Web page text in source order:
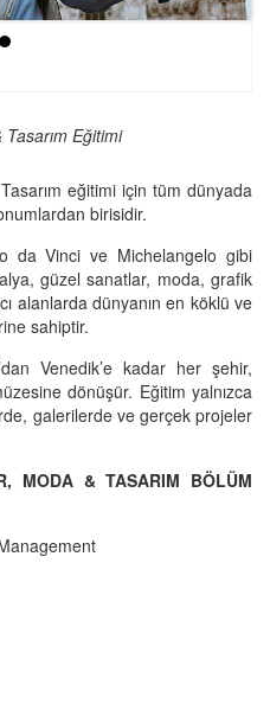
Eğitimi
eğitimi için tüm dünyada
birisidir.
da Vinci ve Michelangelo gibi
güzel sanatlar, moda, grafik
alanlarda dünyanın en köklü ve
sahiptir.
Venedik’e kadar her şehir,
dönüşür. Eğitim yalnızca
galerilerde ve gerçek projeler
MODA & TASARIM BÖLÜM